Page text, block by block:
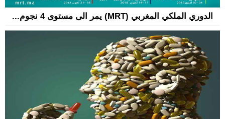
الدوري الملكي المغربي (MRT) يمر الى مستوى 4 نجوم...